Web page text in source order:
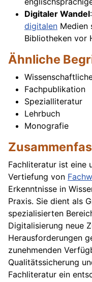
Digitaler Wandel
digitalen Medien
Bibliotheken vor
Ähnliche
Fachpublikation
Spezialliteratur
Lehrbuch
Monografie
Fachliteratur ist eine
Vertiefung von
Erkenntnisse in
Praxis. Sie dient als
spezialisierten
Digitalisierung neue
Herausforderungen
zunehmenden
Qualitätssicherung
Fachliteratur ein